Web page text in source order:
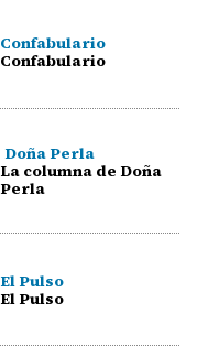
Confabulario
Confabulario
Doña Perla
La columna de Doña
Perla
El Pulso
El Pulso